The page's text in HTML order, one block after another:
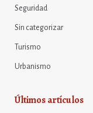
Seguridad
Sin categorizar
Turismo
Urbanismo
Últimos artículos